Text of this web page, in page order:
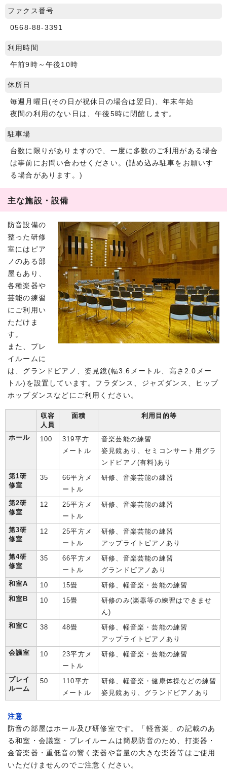
ファクス番号
0568-88-3391
利用時間
午前9時～午後10時
休所日
毎週月曜日(その日が祝休日の場合は翌日)、年末年始
夜間の利用のない日は、午後5時に閉館します。
駐車場
台数に限りがありますので、一度に多数のご利用がある場合
は事前にお問い合わせください。(詰め込み駐車をお願いす
る場合があります。)
主な施設・設備
防音設備の
整った研修
室にはピア
ノのある部
屋もあり、
各種楽器や
芸能の練習
にご利用い
ただけま
す。
また、プレ
イルームに
は、グランドピアノ、姿見鏡(幅3.6メートル、高さ2.0メー
トル)を設置しています。フラダンス、ジャズダンス、ヒップ
ホップダンスなどにご利用ください。
収容
人員
面積 利用目的等
ホール 100
319平方
メートル
音楽芸能の練習
姿見鏡あり、セミコンサート用グラ
ンドピアノ(有料)あり
第1研
修室
35
66平方メ
ートル
研修、音楽芸能の練習
第2研
修室
12
25平方メ
ートル
研修、音楽芸能の練習
第3研
修室
12
25平方メ
ートル
研修、音楽芸能の練習
アップライトピアノあり
第4研
修室
35
66平方メ
ートル
研修、音楽芸能の練習
グランドピアノあり
和室A
10 15畳
研修、軽音楽・芸能の練習
和室B
10 15畳
研修のみ(楽器等の練習はできませ
ん)
和室C
38 48畳
研修、軽音楽・芸能の練習
アップライトピアノあり
会議室
10
23平方メ
ートル
研修、軽音楽・芸能の練習
プレイ
ルーム
50
110平方
メートル
研修、軽音楽・健康体操などの練習
姿見鏡あり、グランドピアノあり
注意
防音の部屋はホール及び研修室です。「軽音楽」の記載のあ
る和室・会議室・プレイルームは簡易防音のため、打楽器・
金管楽器・重低音の響く楽器や音量の大きな楽器等はご使用
いただけませんのでご注意ください。